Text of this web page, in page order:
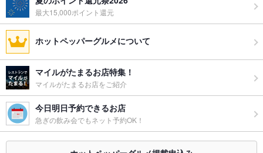
最大15,000ポイント還元
ホットペッパーグルメについて
マイルがたまるお店特集！
マイルがたまるお店をご紹介
今日明日予約できるお店
急ぎの飲み会でもネット予約OK！